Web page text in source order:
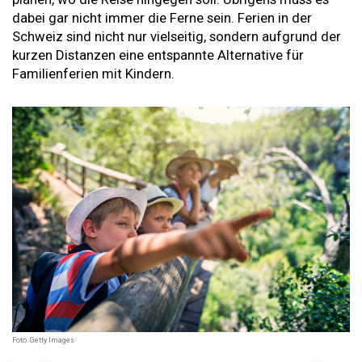
dabei gar nicht immer die Ferne sein. Ferien in der
Schweiz sind nicht nur vielseitig, sondern aufgrund der
kurzen Distanzen eine entspannte Alternative für
Familienferien mit Kindern.
Foto: Getty Images